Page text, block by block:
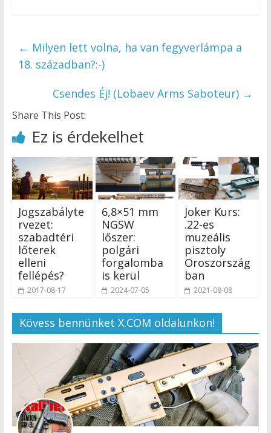
← Milyen lett volna, ha van fegyverlámpa a
18. században?:-)
Csendes Éj! (Lobaev Arms Saboteur) →
Share This Post:
Ez is érdekelhet
Jogszabályte
rvezet:
szabadtéri
lőterek
elleni
fellépés?
2017-08-17
6,8×51 mm
NGSW
lőszer:
polgári
forgalomba
is kerül
2024-07-05
Joker Kurs:
.22-es
muzeális
pisztoly
Oroszország
ban
2021-08-08
Kövess bennünket X.COM oldalunkon!